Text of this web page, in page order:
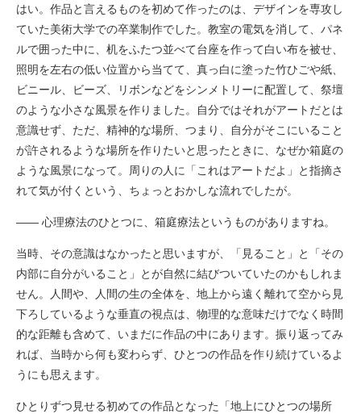
はい。作品と言えるものを初めて作ったのは、デザインを専攻し
ていた美術大学での卒業制作でした。教室の電気を消して、パネ
ルで囲った中に、机をふたつ並べて台座を作って白い布を被せ、
照明を左右の低い位置から当てて、真っ白に塗った竹ひごや紙、
ビニール、ビーズ、リボンなどをシンメトリーに配置して、祭壇
のような小さな風景を作りました。自分ではそれがアートだとは
意識せず、ただ、精神的な場所、つまり、自分がそこにいること
が許されるような場所を作りたいと思ったときに、なぜか箱庭の
ような風景になって。周りの人に「これはアートだよ」と指摘さ
れて気が付くという、ちょっとおかしな流れでしたが。
―― 心理療法のひとつに、箱庭療法というものがありますね。
当時、その意識はなかったと思いますが、「見ること」と「その
内部に自分がいること」とが自然に結びついていたのかもしれま
せん。人間や、人間の生の全体を、地上から遠く離れて空から見
下ろしているような垂直の視点は、物理的な意味だけでなく時間
的な距離も含めて、いまだに作品の中にあります。振り返ってみ
れば、当時から何も変わらず、ひとつの作品を作り続けているよ
うにも思えます。
ひとりずつ見せる初めての作品となった「地上にひとつの場所